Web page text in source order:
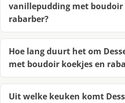
vanillepudding met boudoir
rabarber?
Hoe lang duurt het om
met boudoir koekjes en
Uit welke keuken komt